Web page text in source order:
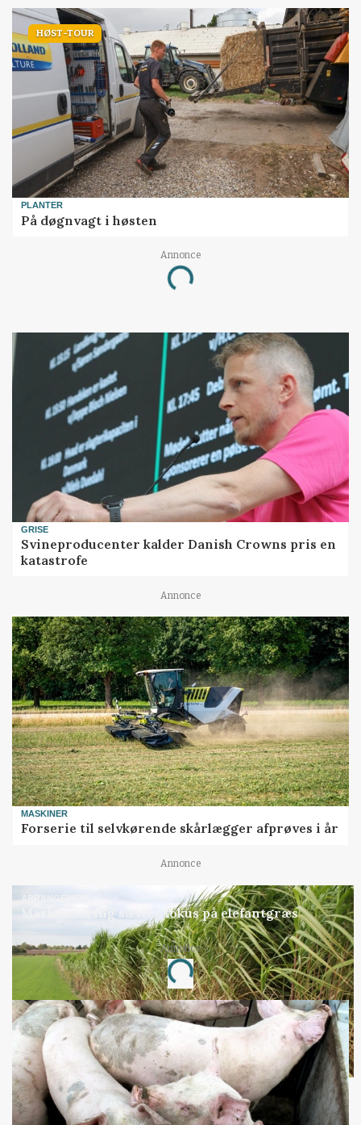
HØST-TOUR
PLANTER
På døgnvagt i høsten
Annonce
Loading...
GRISE
Svineproducenter kalder Danish Crowns pris en
katastrofe
Annonce
MASKINER
Forserie til selvkørende skårlægger afprøves i år
Annonce
ARRANGEMENT
Markvandring sætter fokus på elefantgræs
Annonce
Loading...